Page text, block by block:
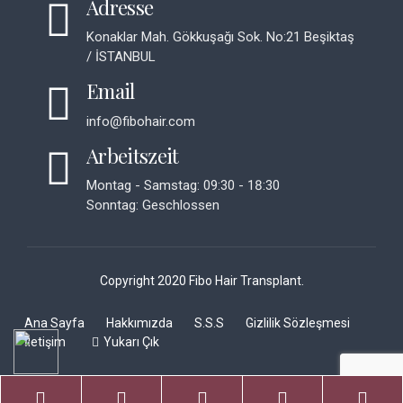
Adresse
Konaklar Mah. Gökkuşağı Sok. No:21 Beşiktaş
/ İSTANBUL
Email
info@fibohair.com
Arbeitszeit
Montag - Samstag: 09:30 - 18:30
Sonntag: Geschlossen
Copyright 2020 Fibo Hair Transplant.
Ana Sayfa Hakkımızda S.S.S
Gizlilik Sözleşmesi
İletişim
Yukarı Çık
Facebook